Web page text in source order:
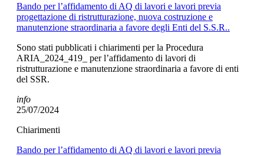
Bando per l’affidamento di AQ di lavori e lavori previa
progettazione di ristrutturazione, nuova costruzione e
manutenzione straordinaria a favore degli Enti del S.S.R..
Sono stati pubblicati i chiarimenti per la Procedura
ARIA_2024_419_ per l’affidamento di lavori di
ristrutturazione e manutenzione straordinaria a favore di enti
del SSR.
info
25/07/2024
Chiarimenti
Bando per l’affidamento di AQ di lavori e lavori previa